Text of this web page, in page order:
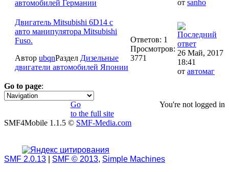
автомобилей Германии
от sanho
Двигатель Mitsubishi 6D14 с
авто манипулятора Mitsubishi
Fuso.
Автор ubqnРаздел Дизельные
двигатели автомобилей Японии
Ответов: 1
Просмотров:
3771
26 Май, 2017
18:41
от автомаг
Go to page:
1
You're not logged in
Go
to the full site
SMF4Mobile 1.1.5 © SMF-Media.com
SMF 2.0.13 SMF © 2013, Simple Machines